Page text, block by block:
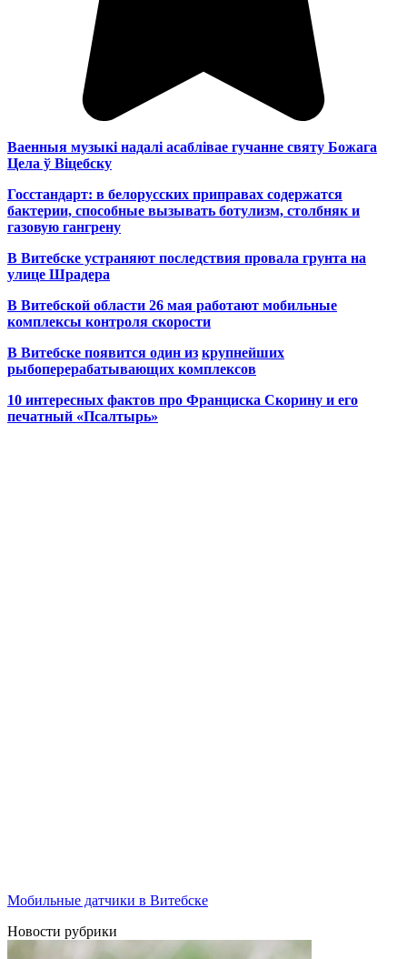
Ваенныя музыкі надалі асаблівае гучанне святу Божага
Цела ў Віцебску
Госстандарт: в белорусских приправах содержатся
бактерии, способные вызывать ботулизм, столбняк и
газовую гангрену
В Витебске устраняют последствия провала грунта на
улице Шрадера
В Витебской области 26 мая работают мобильные
комплексы контроля скорости
В Витебске появится один из крупнейших
рыбоперерабатывающих комплексов
10 интересных фактов про Франциска Скорину и его
печатный «Псалтырь»
Мобильные датчики в Витебске
Новости рубрики